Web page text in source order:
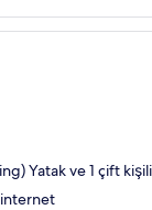
Odada
Yatak ve 1 çift